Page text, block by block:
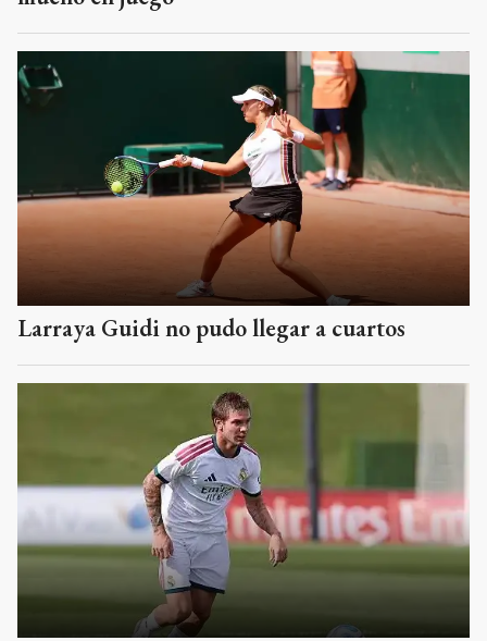
Larraya Guidi no pudo llegar a cuartos